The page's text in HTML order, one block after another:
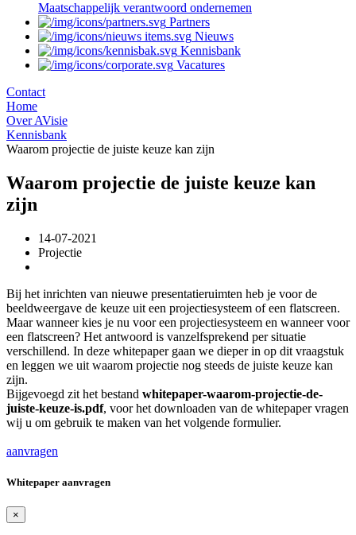
Maatschappelijk verantwoord ondernemen
Partners
Nieuws
Kennisbank
Vacatures
Contact
Home
Over AVisie
Kennisbank
Waarom projectie de juiste keuze kan zijn
Waarom projectie de juiste keuze kan
zijn
14-07-2021
Projectie
Bij het inrichten van nieuwe presentatieruimten heb je voor de
beeldweergave de keuze uit een projectiesysteem of een flatscreen.
Maar wanneer kies je nu voor een projectiesysteem en wanneer voor
een flatscreen? Het antwoord is vanzelfsprekend per situatie
verschillend. In deze whitepaper gaan we dieper in op dit vraagstuk
en leggen we uit waarom projectie nog steeds de juiste keuze kan
zijn.
Bijgevoegd zit het bestand whitepaper-waarom-projectie-de-
juiste-keuze-is.pdf, voor het downloaden van de whitepaper vragen
wij u om gebruik te maken van het volgende formulier.
aanvragen
Whitepaper aanvragen
×